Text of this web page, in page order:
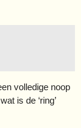
volledige noop
is de ‘ring’